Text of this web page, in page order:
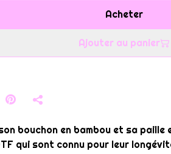
Acheter
Ajouter au panier
bouchon en bambou et sa paille
qui sont connu pour leur